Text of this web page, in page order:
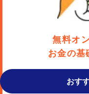
無料オ
お金の基
おす